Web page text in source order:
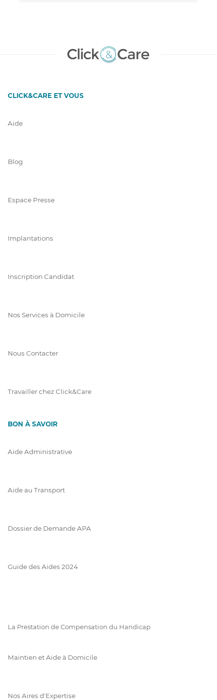
CLICK&CARE ET VOUS
Aide
Blog
Espace Presse
Implantations
Inscription Candidat
Nos Services à Domicile
Nous Contacter
Travailler chez Click&Care
BON À SAVOIR
Aide Administrative
Aide au Transport
Dossier de Demande APA
Guide des Aides 2024
La Prestation de Compensation du Handicap
Maintien et Aide à Domicile
Nos Aires d'Expertise